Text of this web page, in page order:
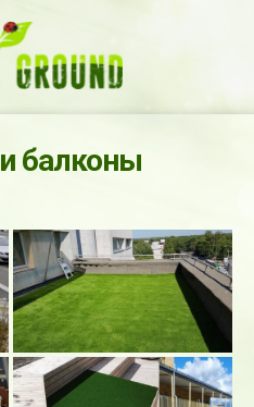
балконы